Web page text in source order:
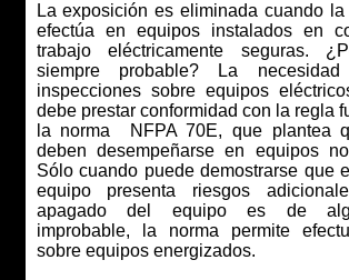
La exposición es eliminada cuando
efectúa en equipos instalados en
trabajo eléctricamente seguras.
siempre probable? La
inspecciones sobre equipos
debe prestar conformidad con la regla
la norma NFPA 70E, que plantea
deben desempeñarse en equipos
Sólo cuando puede demostrarse que
equipo presenta riesgos
apagado del equipo es de
improbable, la norma permite
sobre equipos energizados.